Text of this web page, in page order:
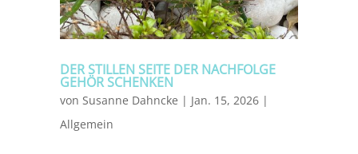
DER STILLEN SEITE DER NACHFOLGE
GEHÖR SCHENKEN
von Susanne Dahncke | Jan. 15, 2026|
Allgemein